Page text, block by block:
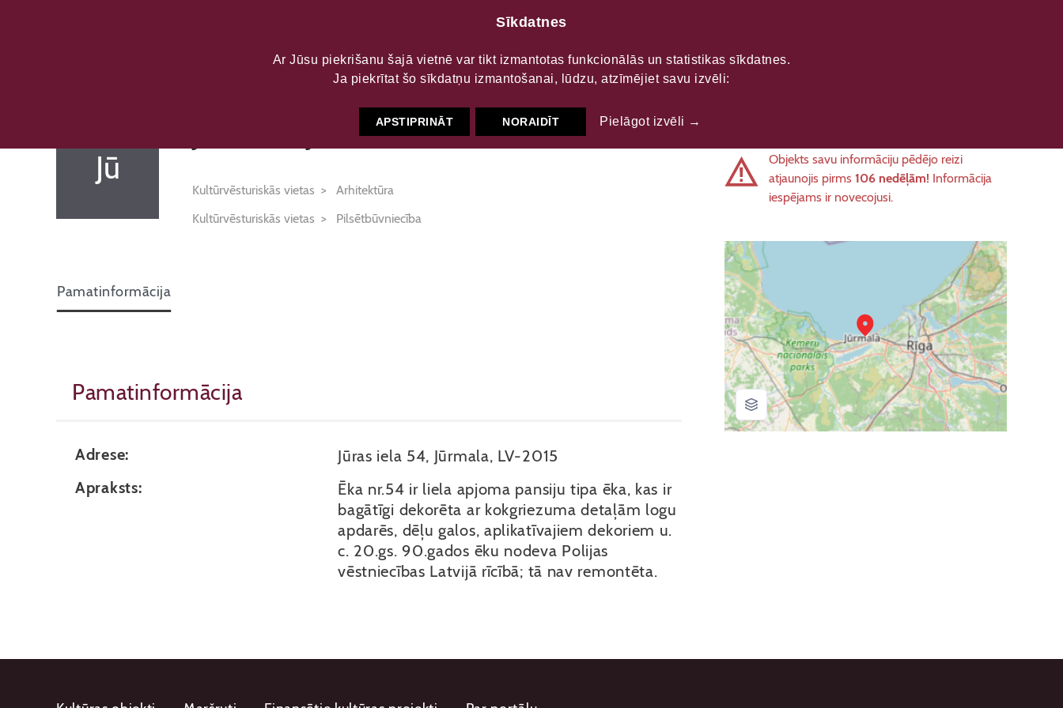
DATU PORTĀLS
Jū
Jūrmala, Jūras iela 54
Kultūrvēsturiskās vietas
Arhitektūra
Kultūrvēsturiskās vietas
Pilsētbūvniecība
Pamatinformācija
Pamatinformācija
Adrese: Jūras iela 54, Jūrmala, LV-2015
Apraksts:
Ēka nr.54 ir liela apjoma pansiju tipa ēka, kas ir
bagātīgi dekorēta ar kokgriezuma detaļām logu
apdarēs, dēļu galos, aplikatīvajiem dekoriem u.
c. 20.gs. 90.gados ēku nodeva Polijas
vēstniecības Latvijā rīcībā; tā nav remontēta.
Objekts savu informāciju pēdējo reizi
atjaunojis pirms 106 nedēļām! Informācija
iespējams ir novecojusi.
Sīkdatnes
Ar Jūsu piekrišanu šajā vietnē var tikt izmantotas funkcionālās un statistikas sīkdatnes.
Ja piekrītat šo sīkdatņu izmantošanai, lūdzu, atzīmējiet savu izvēli:
APSTIPRINĀT NORAIDĪT Pielāgot izvēli →